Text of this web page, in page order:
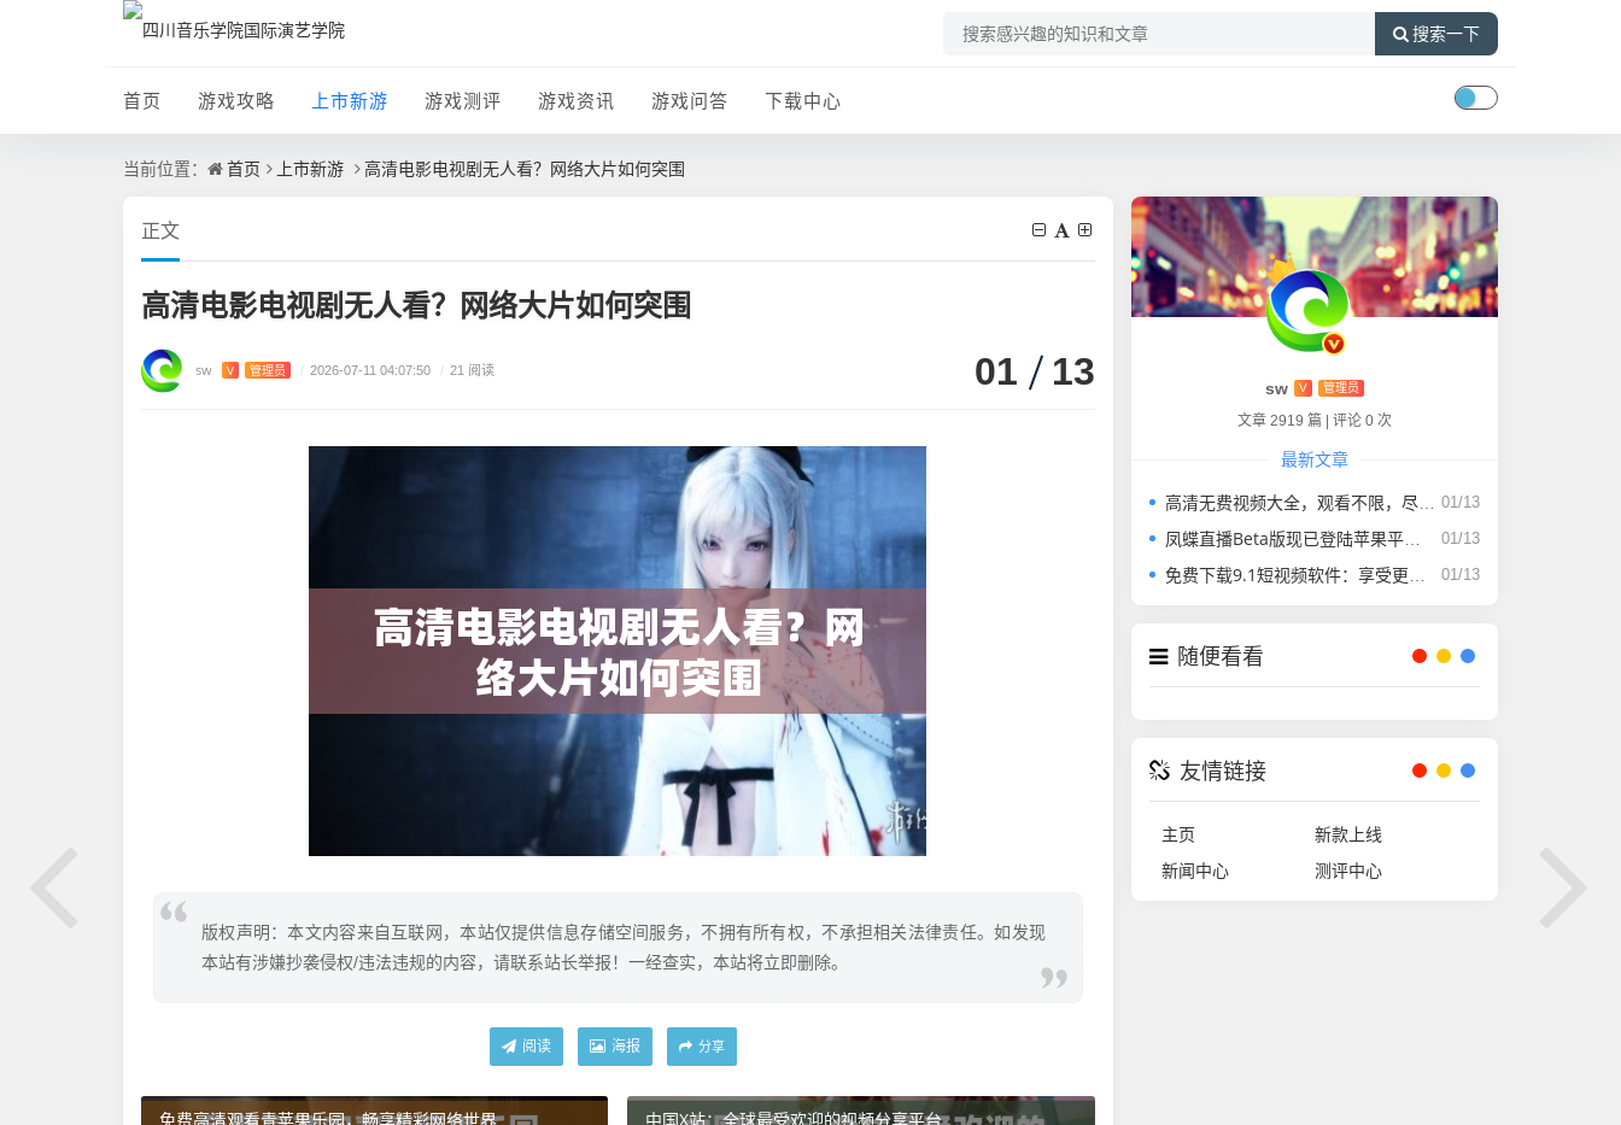
搜索一下
首页 游戏攻略 上市新游 游戏测评 游戏资讯 游戏问答 下载中心
当前位置： 首页 上市新游 高清电影电视剧无人看？网络大片如何突围
正文
高清电影电视剧无人看？网络大片如何突围
sw V 管理员 / 2026-07-11 04:07:50 / 21 阅读 01 13
版权声明：本文内容来自互联网，本站仅提供信息存储空间服务，不拥有所有权，不承担相关法律责任。如发现
本站有涉嫌抄袭侵权/违法违规的内容，请联系站长举报！一经查实，本站将立即删除。
阅读 海报 分享
免费高清观看青苹果乐园，畅享精彩网络世界 中国X站：全球最受欢迎的视频分享平台
sw V 管理员
文章 2919 篇 评论 0 次
最新文章
01/13
高清无费视频大全，观看不限，尽在这里！
01/13
凤蝶直播Beta版现已登陆苹果平台，网络直播更加稳定
01/13
免费下载9.1短视频软件：享受更简便的安装体验！
随便看看
友情链接
主页
新款上线
新闻中心
测评中心